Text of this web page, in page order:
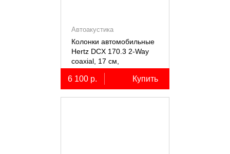
Автоакустика
Колонки автомобильные
Hertz DCX 170.3 2-Way
coaxial, 17 см,
коаксиальные
двухполосные, 2 шт.
6 100 р. Купить